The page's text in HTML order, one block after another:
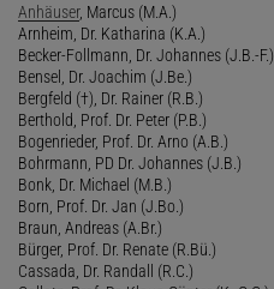
Anhäuser, Marcus (M.A.)
Arnheim, Dr. Katharina (K.A.)
Becker-Follmann, Dr. Johannes (J.B.-F.)
Bensel, Dr. Joachim (J.Be.)
Bergfeld (†), Dr. Rainer (R.B.)
Berthold, Prof. Dr. Peter (P.B.)
Bogenrieder, Prof. Dr. Arno (A.B.)
Bohrmann, PD Dr. Johannes (J.B.)
Bonk, Dr. Michael (M.B.)
Born, Prof. Dr. Jan (J.Bo.)
Braun, Andreas (A.Br.)
Bürger, Prof. Dr. Renate (R.Bü.)
Cassada, Dr. Randall (R.C.)